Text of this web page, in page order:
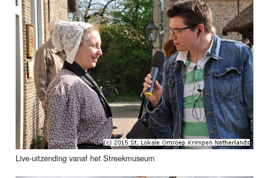
Live-uitzending vanaf het Streekmuseum